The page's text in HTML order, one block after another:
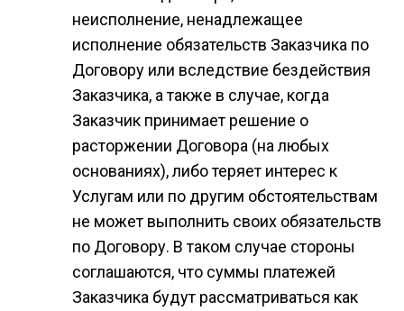
неисполнение, ненадлежащее
исполнение обязательств Заказчика по
Договору или вследствие бездействия
Заказчика, а также в случае, когда
Заказчик принимает решение о
расторжении Договора (на любых
основаниях), либо теряет интерес к
Услугам или по другим обстоятельствам
не может выполнить своих обязательств
по Договору. В таком случае стороны
соглашаются, что суммы платежей
Заказчика будут рассматриваться как